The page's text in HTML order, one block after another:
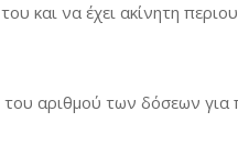
και να έχει ακίνητη
αριθμού των δόσεων για